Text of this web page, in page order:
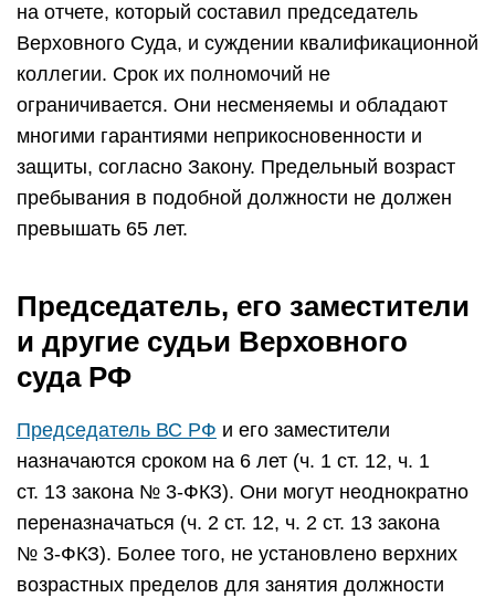
на отчете, который составил председатель
Верховного Суда, и суждении квалификационной
коллегии. Срок их полномочий не
ограничивается. Они несменяемы и обладают
многими гарантиями неприкосновенности и
защиты, согласно Закону. Предельный возраст
пребывания в подобной должности не должен
превышать 65 лет.
Председатель, его заместители
и другие судьи Верховного
суда РФ
Председатель ВС РФ и его заместители
назначаются сроком на 6 лет (ч. 1 ст. 12, ч. 1
ст. 13 закона № 3-ФКЗ). Они могут неоднократно
переназначаться (ч. 2 ст. 12, ч. 2 ст. 13 закона
№ 3-ФКЗ). Более того, не установлено верхних
возрастных пределов для занятия должности